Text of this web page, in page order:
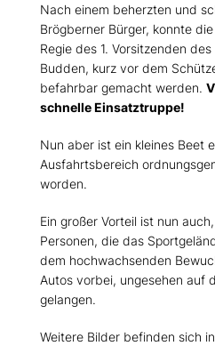
Nach einem beherzten und
Brögberner Bürger, konnte
Regie des 1. Vorsitzenden
Budden, kurz vor dem
befahrbar gemacht werden.
schnelle Einsatztruppe!
Nun aber ist ein kleines Beet
Ausfahrtsbereich
worden.
Ein großer Vorteil ist nun
Personen, die das
dem hochwachsenden
Autos vorbei, ungesehen auf
gelangen.
Weitere Bilder befinden sich